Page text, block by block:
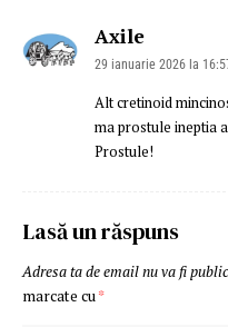
Axile
29 ianuarie 2026 la
Alt cretinoid
ma prostule ineptia
Prostule!
Lasă un răspuns
Adresa ta de email nu va fi
marcate cu*